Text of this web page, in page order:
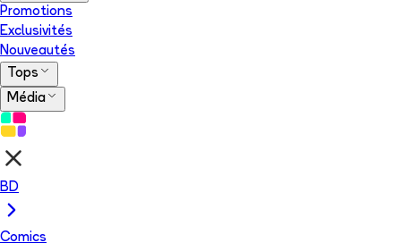
Promotions
Exclusivités
Nouveautés
Tops
Média
BD
Comics